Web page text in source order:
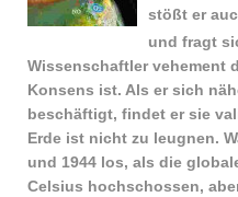
stößt er
und fragt
Wissenschaftler vehement
Konsens ist. Als er sich
beschäftigt, findet er sie
Erde ist nicht zu leugnen.
und 1944 los, als die
Celsius hochschossen,